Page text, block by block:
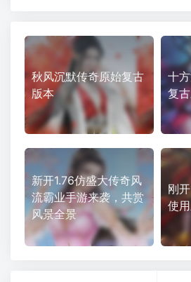
秋风沉默传奇原始复古
版本
十
复
新开1.76仿盛大传奇风
流霸业手游来袭，共赏
风景全景
刚
使